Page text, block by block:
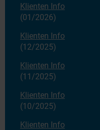
Klienten Info
(01/2026)
Klienten Info
(12/2025)
Klienten Info
(11/2025)
Klienten Info
(10/2025)
Klienten Info